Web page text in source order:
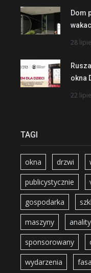
Dom
28
okna
22
TAGI
okna drzwi
publicystycznie
gospodarka
maszyny
sponsorowany
wydarzenia